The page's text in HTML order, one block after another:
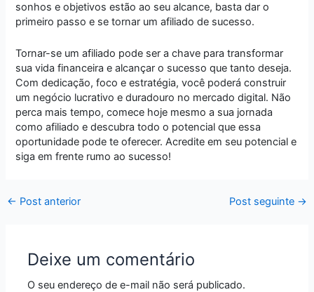
sonhos e objetivos estão ao seu alcance, basta dar o
primeiro passo e se tornar um afiliado de sucesso.
Tornar-se um afiliado pode ser a chave para transformar
sua vida financeira e alcançar o sucesso que tanto deseja.
Com dedicação, foco e estratégia, você poderá construir
um negócio lucrativo e duradouro no mercado digital. Não
perca mais tempo, comece hoje mesmo a sua jornada
como afiliado e descubra todo o potencial que essa
oportunidade pode te oferecer. Acredite em seu potencial e
siga em frente rumo ao sucesso!
← Post anterior Post seguinte →
Deixe um comentário
O seu endereço de e-mail não será publicado.